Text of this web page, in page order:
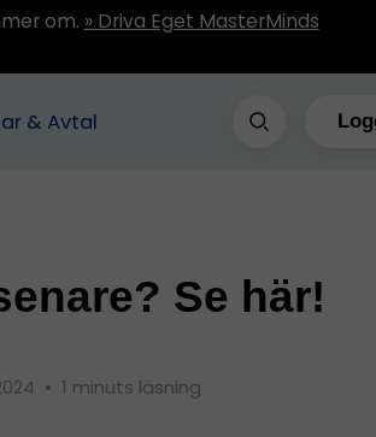
om. » Driva Eget MasterMinds
& Avtal
Se här!
• 1 minuts läsning